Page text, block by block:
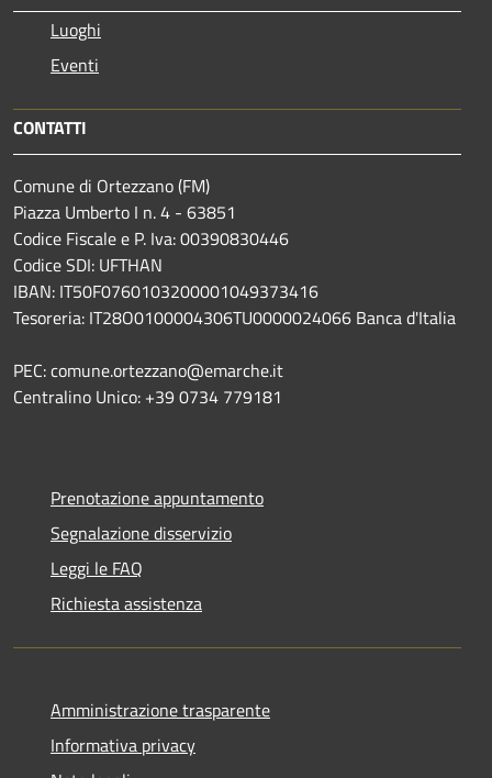
Luoghi
Eventi
CONTATTI
Comune di Ortezzano (FM)
Piazza Umberto I n. 4 - 63851
Codice Fiscale e P. Iva: 00390830446
Codice SDI: UFTHAN
IBAN: IT50F0760103200001049373416
Tesoreria: IT28O0100004306TU0000024066 Banca d'Italia
PEC: comune.ortezzano@emarche.it
Centralino Unico: +39 0734 779181
Prenotazione appuntamento
Segnalazione disservizio
Leggi le FAQ
Richiesta assistenza
Amministrazione trasparente
Informativa privacy